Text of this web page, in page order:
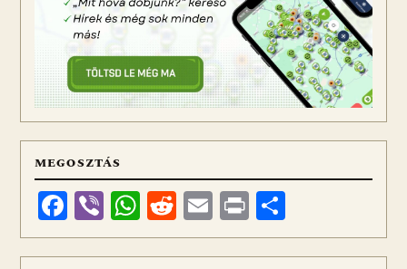
MEGOSZTÁS
Facebook
ViberWhatsApp
Reddit
Email
Print
meg